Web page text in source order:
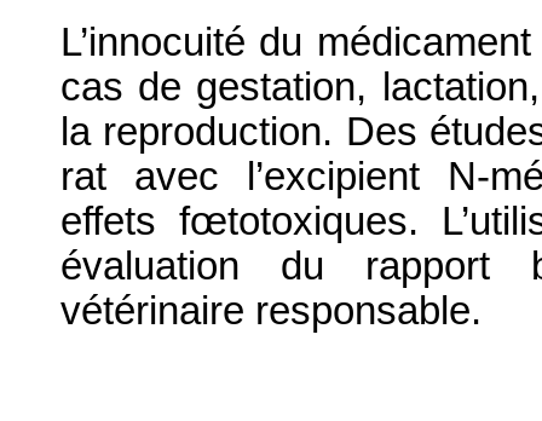
L’innocuité du
cas de gestation,
la reproduction. Des
rat avec l’excipient N-
effets fœtotoxiques.
évaluation du rapport
vétérinaire responsable.